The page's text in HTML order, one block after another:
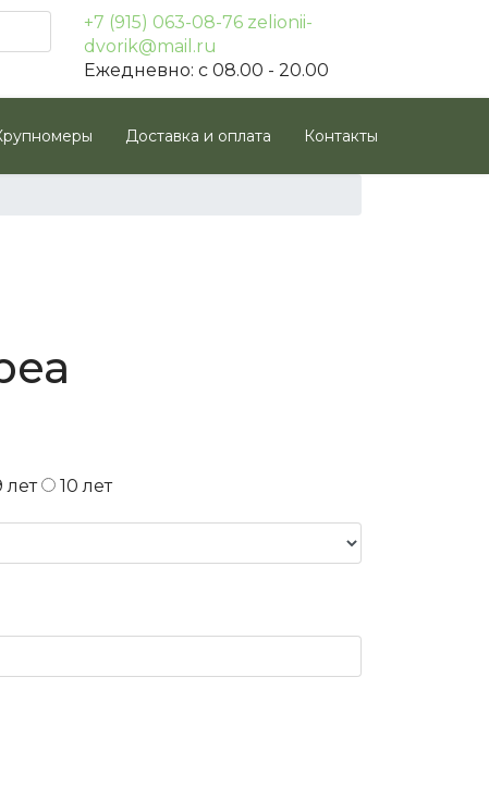
+7 (915) 063-08-76 zelionii-
dvorik@mail.ru
Ежедневно: с 08.00 - 20.00
Доставка и оплата Контакты
лет
10 лет